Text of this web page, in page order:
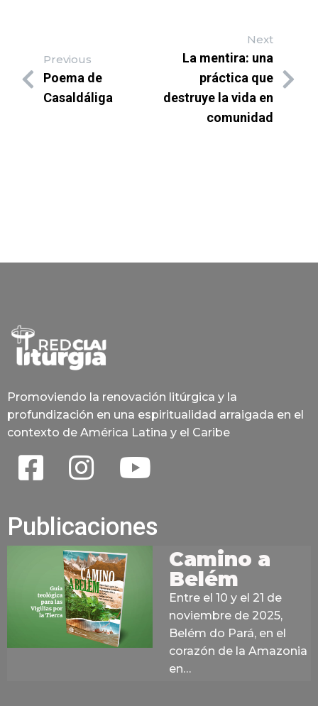
Previous
Poema de
Casaldáliga
Next
La mentira: una
práctica que
destruye la vida en
comunidad
Promoviendo la renovación litúrgica y la
profundización en una espiritualidad arraigada en el
contexto de América Latina y el Caribe
Publicaciones
Camino a
Belém
Entre el 10 y el 21 de
noviembre de 2025,
Belém do Pará, en el
corazón de la Amazonia
en…